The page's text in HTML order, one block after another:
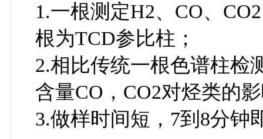
1.一根测定H2、CO、
根为TCD参比柱；
2.相比传统一根色谱柱检
含量CO，CO2对烃类的
3.做样时间短，7到8分钟